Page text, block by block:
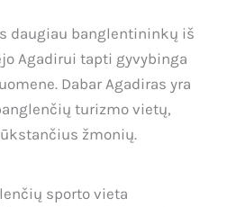
daugiau banglentininkų iš
Agadirui tapti gyvybinga
Dabar Agadiras yra
turizmo vietų,
žmonių.
sporto vieta